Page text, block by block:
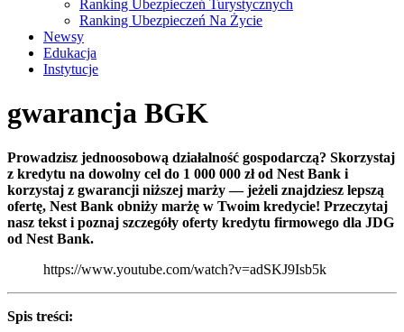
Ranking Ubezpieczeń Turystycznych
Ranking Ubezpieczeń Na Życie
Newsy
Edukacja
Instytucje
gwarancja BGK
Prowadzisz jednoosobową działalność gospodarczą? Skorzystaj
z kredytu na dowolny cel do 1 000 000 zł od Nest Bank i
korzystaj z gwarancji niższej marży — jeżeli znajdziesz lepszą
ofertę, Nest Bank obniży marżę w Twoim kredycie! Przeczytaj
nasz tekst i poznaj szczegóły oferty kredytu firmowego dla JDG
od Nest Bank.
https://www.youtube.com/watch?v=adSKJ9Isb5k
Spis treści: